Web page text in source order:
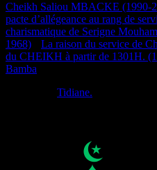
Cheikh Saliou MBACKE (1990-
pacte d’allégeance au rang de
charismatique de Serigne
1968)
La raison du service de
du CHEIKH à partir de 1301H.
Bamba
Tidiane.